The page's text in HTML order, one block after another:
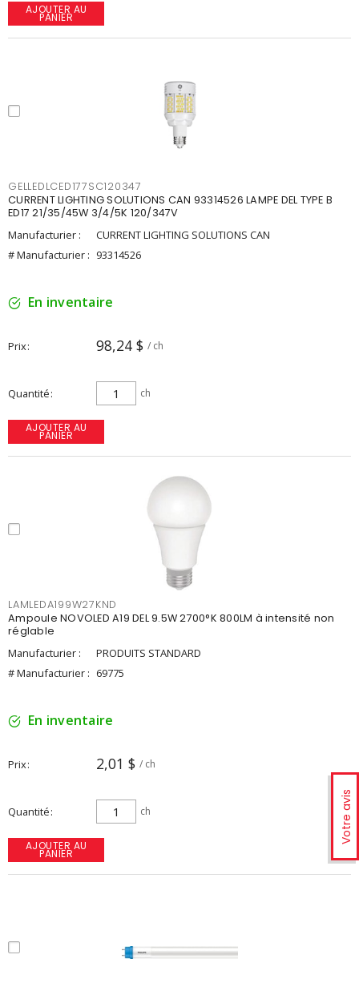
Votre avis
AJOUTER AU
PANIER
GELLEDLCED177SC120347
CURRENT LIGHTING SOLUTIONS CAN 93314526 LAMPE DEL TYPE B
ED17 21/35/45W 3/4/5K 120/347V
Manufacturier :
CURRENT LIGHTING SOLUTIONS CAN
# Manufacturier : 93314526
En inventaire
Prix 98,24 $ / ch
Quantité ch
AJOUTER AU
PANIER
LAMLEDA199W27KND
Ampoule NOVOLED A19 DEL 9.5W 2700°K 800LM à intensité non
réglable
Manufacturier :
PRODUITS STANDARD
# Manufacturier : 69775
En inventaire
Prix 2,01 $ / ch
Quantité ch
AJOUTER AU
PANIER